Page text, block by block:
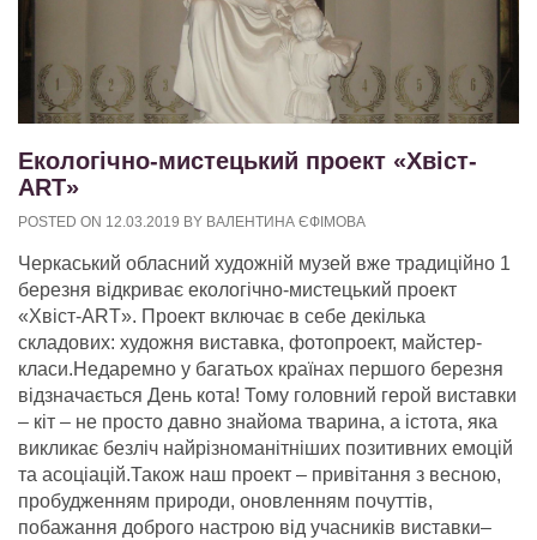
Екологічно-мистецький проект «Хвіст-
ART»
POSTED ON 12.03.2019 BY ВАЛЕНТИНА ЄФІМОВА
Черкаський обласний художній музей вже традиційно 1
березня відкриває екологічно-мистецький проект
«Хвіст-ART». Проект включає в себе декілька
складових: художня виставка, фотопроект, майстер-
класи.Недаремно у багатьох країнах першого березня
відзначається День кота! Тому головний герой виставки
– кіт – не просто давно знайома тварина, а істота, яка
викликає безліч найрізноманітніших позитивних емоцій
та асоціацій.Також наш проект – привітання з весною,
пробудженням природи, оновленням почуттів,
побажання доброго настрою від учасників виставки–